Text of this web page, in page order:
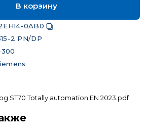
В корзину
0AB0
2 PN/DP
ST70 Totally automation EN 2023.pdf